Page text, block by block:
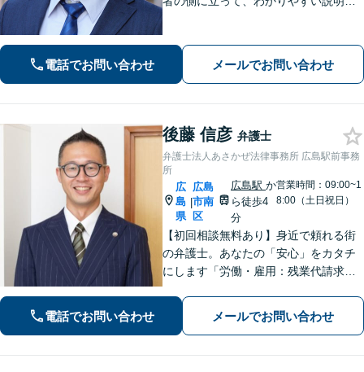
軽にご相談ください【WEB面談可】
【広島電鉄舟入町駅・土橋駅徒歩5分】
電話でお問い合わせ メールでお問い合わせ
後藤 信彦 弁護士
弁護士法人あさかぜ法律事務所 広島駅前事務
所
広
島
県
|
広島
市南
区
広島駅か
ら徒歩4
分
営業時間：09:00~1
8:00（土日祝日）
【初回相談無料あり】身近で頼れる街
の弁護士。あなたの「安心」をカタチ
にします「労働・雇用：残業代請求、
実績が豊富」「不動産：不動産を相続
すべきか、放棄すべきか冷静に判断で
電話でお問い合わせ メールでお問い合わせ